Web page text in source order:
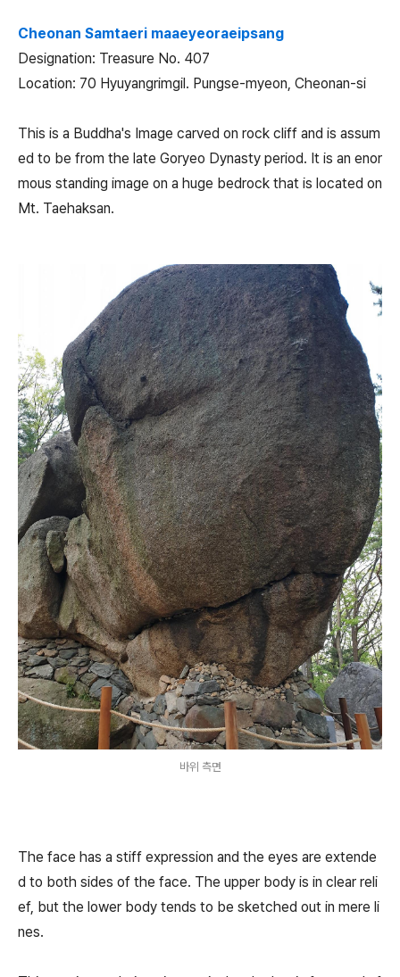
Cheonan Samtaeri maaeyeoraeipsang
Designation: Treasure No. 407
Location: 70 Hyuyangrimgil. Pungse-myeon, Cheonan-si
This is a Buddha's Image carved on rock cliff and is assum
ed to be from the late Goryeo Dynasty period. It is an enor
mous standing image on a huge bedrock that is located on
Mt. Taehaksan.
바위 측면
The face has a stiff expression and the eyes are extende
d to both sides of the face. The upper body is in clear reli
ef, but the lower body tends to be sketched out in mere li
nes.